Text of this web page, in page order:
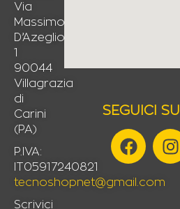
Via
Massimo
D’Azeglio,
1
90044
Villagrazia
di
Carini
(PA)
P.IVA:
IT05917240821
tecnoshopnet@gmail.com
Scrivici
SEGUICI
F
a
e
I
n